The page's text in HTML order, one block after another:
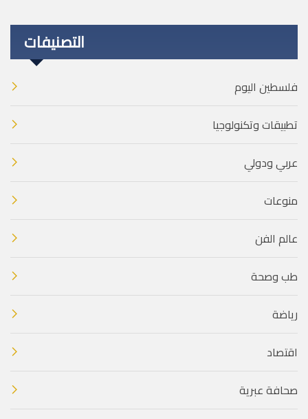
التصنيفات
فلسطين اليوم
تطبيقات وتكنولوجيا
عربي ودولي
منوعات
عالم الفن
طب وصحة
رياضة
اقتصاد
صحافة عبرية